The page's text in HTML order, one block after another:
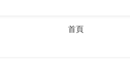
首頁